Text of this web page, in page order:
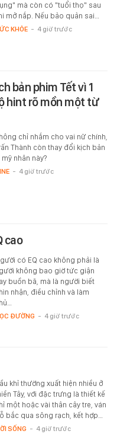
mà còn có "tuổi thọ" sau
mở nắp. Nếu bảo quản sai…
KHỎE - 4 giờ trước
bản phim Tết vì 1
hint rõ mồn một từ
chỉ nhắm cho vai nữ chính,
Thành còn thay đổi kịch bản
mỹ nhân này?
- 4 giờ trước
cao
có EQ cao không phải là
không bao giờ tức giận
buồn bã, mà là người biết
nhận, điều chỉnh và làm
ĐƯỜNG - 4 giờ trước
khỉ thường xuất hiện nhiều ở
Tây, với đặc trưng là thiết kế
một hoặc vài thân cây tre, ván
bắc qua sông rạch, kết hợp…
SỐNG - 4 giờ trước